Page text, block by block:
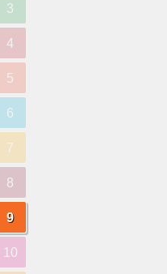
3
4
5
6
7
8
9
10